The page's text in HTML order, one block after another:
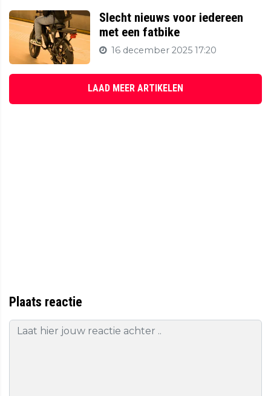
Slecht nieuws voor iedereen
met een fatbike
16 december 2025 17:20
LAAD MEER ARTIKELEN
Plaats reactie